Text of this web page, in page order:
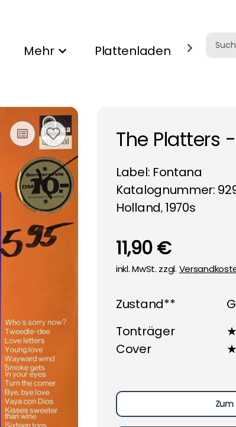
Mehr Plattenladen
The Platters
Label: Fontana
Katalognummer:
Holland, 1970s
11,90 €
inkl. MwSt. zzgl.
Zustand**
Tonträger
Cover